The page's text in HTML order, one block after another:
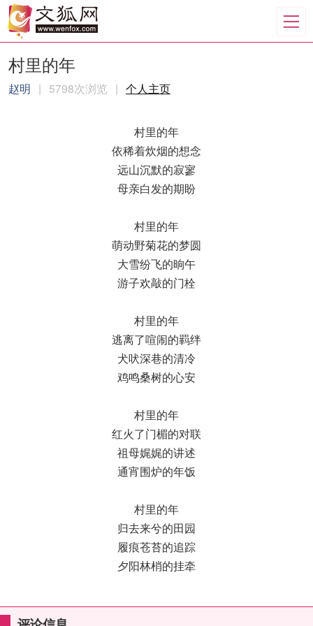
村里的年
赵明 | 5798次浏览 | 个人主页
村里的年
依稀着炊烟的想念
远山沉默的寂寥
母亲白发的期盼
村里的年
萌动野菊花的梦圆
大雪纷飞的晌午
游子欢敲的门栓
村里的年
逃离了喧闹的羁绊
犬吠深巷的清冷
鸡鸣桑树的心安
村里的年
红火了门楣的对联
祖母娓娓的讲述
通宵围炉的年饭
村里的年
归去来兮的田园
履痕苍苔的追踪
夕阳林梢的挂牵